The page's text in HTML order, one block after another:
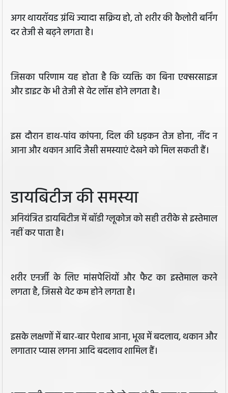
अगर थायरॉयड ग्रंथि ज्यादा सक्रिय हो, तो शरीर की कैलोरी बर्निंग
दर तेजी से बढ़ने लगता है।
जिसका परिणाम यह होता है कि व्यक्ति का बिना एक्सरसाइज
और डाइट के भी तेजी से वेट लॉस होने लगता है।
इस दौरान हाथ-पांव कांपना, दिल की धड़कन तेज होना, नींद न
आना और थकान आदि जैसी समस्याएं देखने को मिल सकती हैं।
डायबिटीज की समस्या
अनियंत्रित डायबिटीज में बॉडी ग्लूकोज को सही तरीके से इस्तेमाल
नहीं कर पाता है।
शरीर एनर्जी के लिए मांसपेशियों और फैट का इस्तेमाल करने
लगता है, जिससे वेट कम होने लगता है।
इसके लक्षणों में बार-बार पेशाब आना, भूख में बदलाव, थकान और
लगातार प्यास लगना आदि बदलाव शामिल हैं।